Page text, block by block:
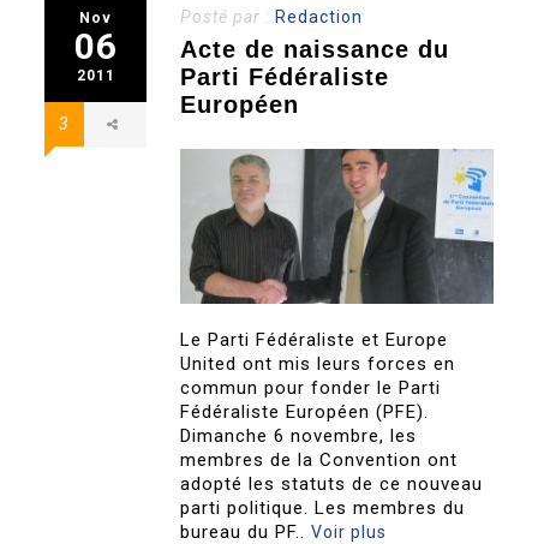
Nov
06
2011
3
Posté par : Redaction
Acte de naissance du
Parti Fédéraliste
Européen
Le Parti Fédéraliste et Europe
United ont mis leurs forces en
commun pour fonder le Parti
Fédéraliste Européen (PFE).
Dimanche 6 novembre, les
membres de la Convention ont
adopté les statuts de ce nouveau
parti politique. Les membres du
bureau du PF..Voir plus